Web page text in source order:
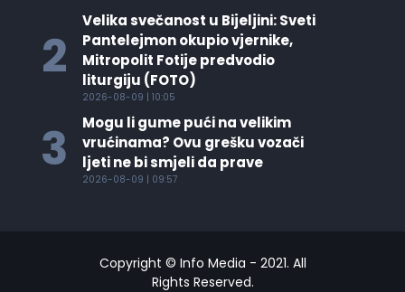
2
Velika svečanost u Bijeljini: Sveti
Pantelejmon okupio vjernike,
Mitropolit Fotije predvodio
liturgiju (FOTO)
2026-08-09 | 10:05
3
Mogu li gume pući na velikim
vrućinama? Ovu grešku vozači
ljeti ne bi smjeli da prave
2026-08-09 | 09:57
Copyright © Info Media - 2021. All
Rights Reserved.